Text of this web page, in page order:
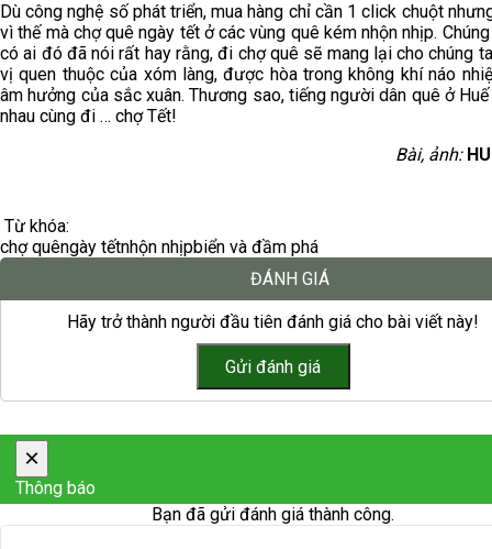
Dù công nghệ số phát triển, mua hàng chỉ cần 1 click chuột
vì thế mà chợ quê ngày tết ở các vùng quê kém nhộn nhịp.
có ai đó đã nói rất hay rằng, đi chợ quê sẽ mang lại cho chúng
vị quen thuộc của xóm làng, được hòa trong không khí náo
âm hưởng của sắc xuân. Thương sao, tiếng người dân quê ở
nhau cùng đi … chợ Tết!
Bài, ảnh:
Từ khóa:
chợ quêngày tếtnhộn nhịpbiển và đầm phá
ĐÁNH GIÁ
Hãy trở thành người đầu tiên đánh giá cho bài viết này!
×
Thông báo
Bạn đã gửi đánh giá thành công.